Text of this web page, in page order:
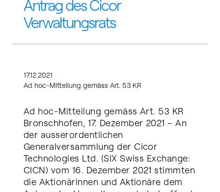
Antrag des Cicor
Verwaltungsrats
Ad hoc-Mitteilung gemäss Art. 53 KR
17.12.2021
Ad hoc-Mitteilung gemäss Art. 53 KR
Bronschhofen, 17. Dezember 2021 – An
der ausserordentlichen
Generalversammlung der Cicor
Technologies Ltd. (SIX Swiss Exchange:
CICN) vom 16. Dezember 2021 stimmten
die Aktionärinnen und Aktionäre dem